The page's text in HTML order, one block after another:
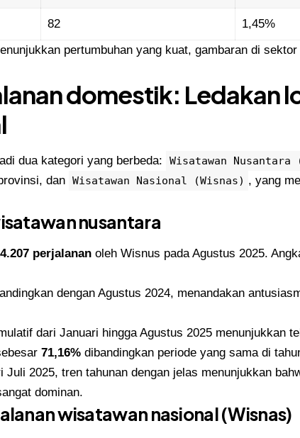
82
1,45%
pertumbuhan yang kuat, gambaran di
domestik: Ledakan
dua kategori yang berbeda: Wisatawan Nusantara
dan Wisatawan Nasional (Wisnas) , yang
nusantara
perjalanan oleh Wisnus pada Agustus 2025.
dengan Agustus 2024, menandakan
dari Januari hingga Agustus 2025 menunjukkan
71,16% dibandingkan periode yang sama di
Juli 2025, tren tahunan dengan jelas menunjukkan
dominan.
wisatawan nasional (Wisnas)